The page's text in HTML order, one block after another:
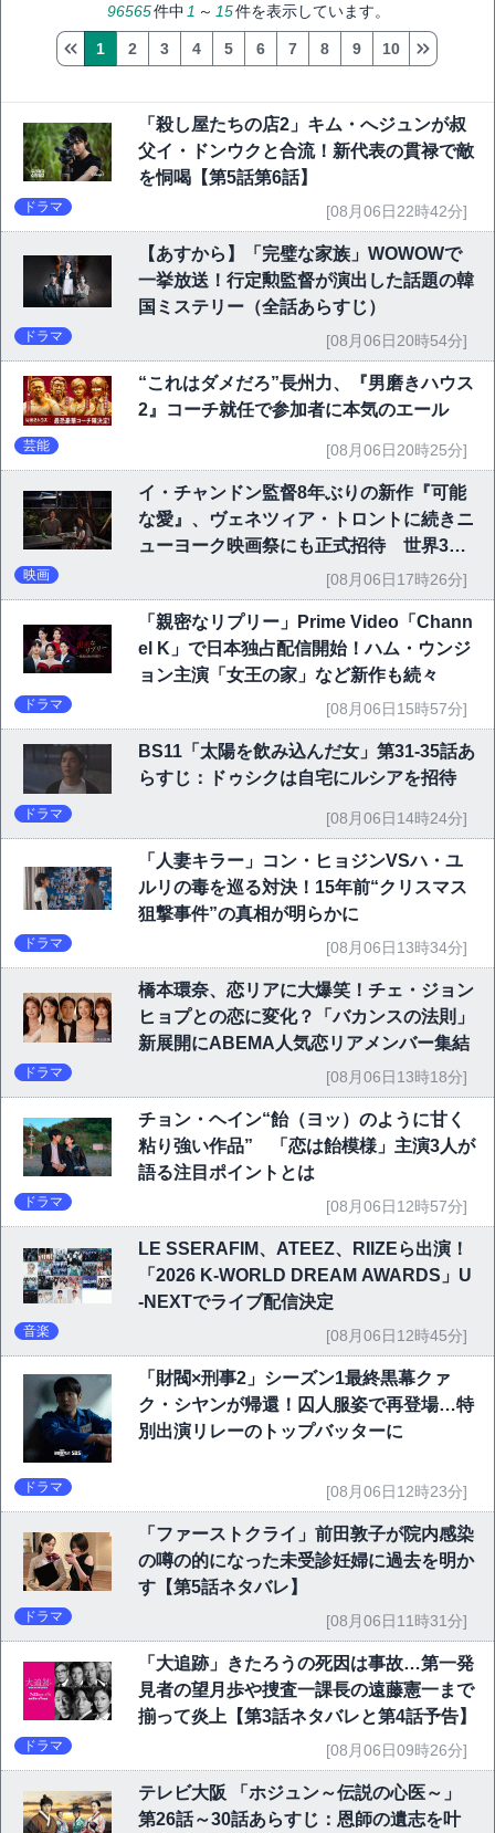
96565件中 1 ～ 15件を表示しています。
1 2 3 4 5 6 7 8 9 10
「殺し屋たちの店2」キム・へジュンが叔
父イ・ドンウクと合流！新代表の貫禄で敵
を恫喝【第5話第6話】
ドラマ [08月06日22時42分]
【あすから】「完璧な家族」WOWOWで
一挙放送！行定勲監督が演出した話題の韓
国ミステリー（全話あらすじ）
ドラマ [08月06日20時54分]
“これはダメだろ”長州力、『男磨きハウス
2』コーチ就任で参加者に本気のエール
芸能 [08月06日20時25分]
イ・チャンドン監督8年ぶりの新作『可能
な愛』、ヴェネツィア・トロントに続きニ
ューヨーク映画祭にも正式招待 世界3大
映画祭で快挙｜Netflix映画
映画 [08月06日17時26分]
「親密なリプリー」Prime Video「Chann
el K」で日本独占配信開始！ハム・ウンジ
ョン主演「女王の家」など新作も続々
ドラマ [08月06日15時57分]
BS11「太陽を飲み込んだ女」第31-35話あ
らすじ：ドゥシクは自宅にルシアを招待
ドラマ [08月06日14時24分]
「人妻キラー」コン・ヒョジンVSハ・ユ
ルリの毒を巡る対決！15年前“クリスマス
狙撃事件”の真相が明らかに
ドラマ [08月06日13時34分]
橋本環奈、恋リアに大爆笑！チェ・ジョン
ヒョプとの恋に変化？「バカンスの法則」
新展開にABEMA人気恋リアメンバー集結
ドラマ [08月06日13時18分]
チョン・ヘイン“飴（ヨッ）のように甘く
粘り強い作品” 「恋は飴模様」主演3人が
語る注目ポイントとは
ドラマ [08月06日12時57分]
LE SSERAFIM、ATEEZ、RIIZEら出演！
「2026 K-WORLD DREAM AWARDS」U
-NEXTでライブ配信決定
音楽 [08月06日12時45分]
「財閥×刑事2」シーズン1最終黒幕クァ
ク・シヤンが帰還！囚人服姿で再登場…特
別出演リレーのトップバッターに
ドラマ [08月06日12時23分]
「ファーストクライ」前田敦子が院内感染
の噂の的になった未受診妊婦に過去を明か
す【第5話ネタバレ】
ドラマ [08月06日11時31分]
「大追跡」きたろうの死因は事故…第一発
見者の望月歩や捜査一課長の遠藤憲一まで
揃って炎上【第3話ネタバレと第4話予告】
ドラマ [08月06日09時26分]
テレビ大阪 「ホジュン～伝説の心医～」
第26話～30話あらすじ：恩師の遺志を叶